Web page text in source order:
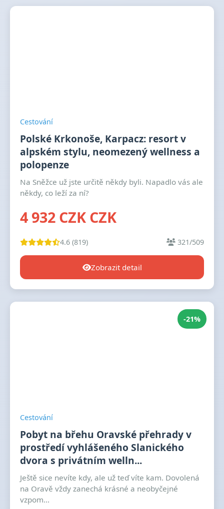
Cestování
Polské Krkonoše, Karpacz: resort v
alpském stylu, neomezený wellness a
polopenze
Na Sněžce už jste určitě někdy byli. Napadlo vás ale
někdy, co leží za ní?
4 932 CZK CZK
4.6 (819) 321/509
Zobrazit detail
-21%
Cestování
Pobyt na břehu Oravské přehrady v
prostředí vyhlášeného Slanického
dvora s privátním welln...
Ještě sice nevíte kdy, ale už teď víte kam. Dovolená
na Oravě vždy zanechá krásné a neobyčejné
vzpom...